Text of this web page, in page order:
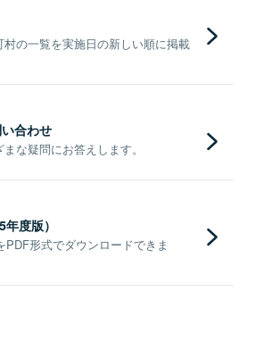
の一覧を実施日の新しい順に掲載
合わせ
な疑問にお答えします。
度版）
形式でダウンロードできま